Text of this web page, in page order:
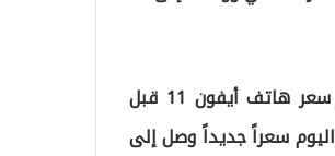
ووصلت نسبة الزيادة على بعد الهواتف المحمولة إلى 86 بالمئة, حيث كان سعر هاتف أيفون 11 قبل
تركية, فيما سجل اليوم سعراً جديداً وصل إلى